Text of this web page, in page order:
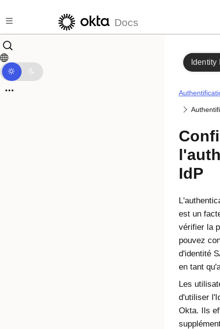
Docs
Identity
IdP
est un
vérifier la
pouvez
d'identité
en tant
Les
d'utiliser l'
Okta. Ils